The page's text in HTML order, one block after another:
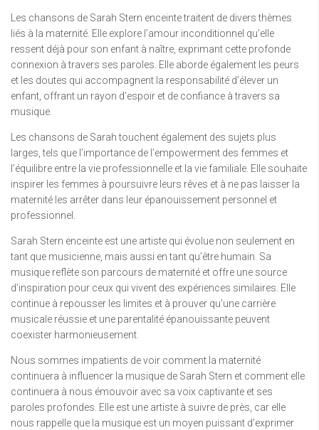
Les chansons de Sarah Stern enceinte traitent de divers thèmes
liés à la maternité. Elle explore l’amour inconditionnel qu’elle
ressent déjà pour son enfant à naître, exprimant cette profonde
connexion à travers ses paroles. Elle aborde également les peurs
et les doutes qui accompagnent la responsabilité d’élever un
enfant, offrant un rayon d’espoir et de confiance à travers sa
musique.
Les chansons de Sarah touchent également des sujets plus
larges, tels que l’importance de l’empowerment des femmes et
l’équilibre entre la vie professionnelle et la vie familiale. Elle souhaite
inspirer les femmes à poursuivre leurs rêves et à ne pas laisser la
maternité les arrêter dans leur épanouissement personnel et
professionnel.
Sarah Stern enceinte est une artiste qui évolue non seulement en
tant que musicienne, mais aussi en tant qu’être humain. Sa
musique reflète son parcours de maternité et offre une source
d’inspiration pour ceux qui vivent des expériences similaires. Elle
continue à repousser les limites et à prouver qu’une carrière
musicale réussie et une parentalité épanouissante peuvent
coexister harmonieusement.
Nous sommes impatients de voir comment la maternité
continuera à influencer la musique de Sarah Stern et comment elle
continuera à nous émouvoir avec sa voix captivante et ses
paroles profondes. Elle est une artiste à suivre de près, car elle
nous rappelle que la musique est un moyen puissant d’exprimer